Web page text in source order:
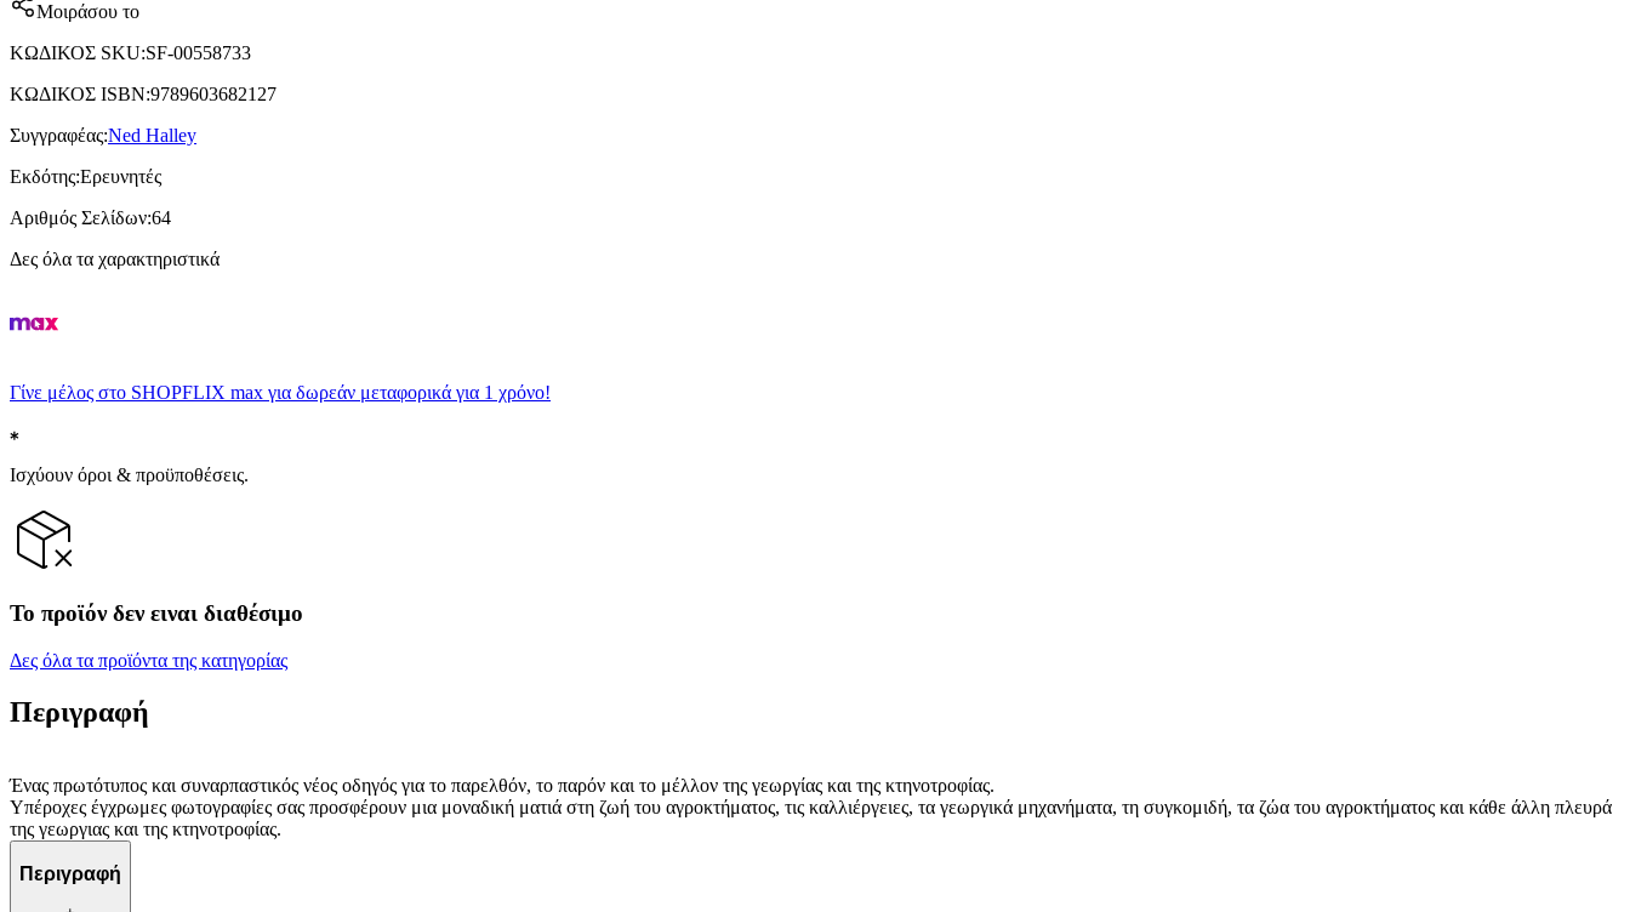
Μοιράσου το
ΚΩΔΙΚΟΣ SKU:SF-00558733
ΚΩΔΙΚΟΣ ISBN:9789603682127
Συγγραφέας:Ned Halley
Εκδότης:Ερευνητές
Αριθμός Σελίδων:64
Δες όλα τα χαρακτηριστικά
Γίνε μέλος στο SHOPFLIX max για δωρεάν μεταφορικά για 1 χρόνο!
Ισχύουν όροι & προϋποθέσεις.
Το προϊόν δεν ειναι διαθέσιμο
Δες όλα τα προϊόντα της κατηγορίας
Περιγραφή
Ένας πρωτότυπος και συναρπαστικός νέος οδηγός για το παρελθόν, το παρόν και το μέλλον της γεωργίας και της κτηνοτροφίας.
Υπέροχες έγχρωμες φωτογραφίες σας προσφέρουν μια μοναδική ματιά στη ζωή του αγροκτήματος, τις καλλιέργειες, τα γεωργικά μηχανήματα, τη συγκομιδή, τα ζώα του αγροκτήματος και κάθε άλλη πλευρά
της γεωργιας και της κτηνοτροφίας.
Περιγραφή